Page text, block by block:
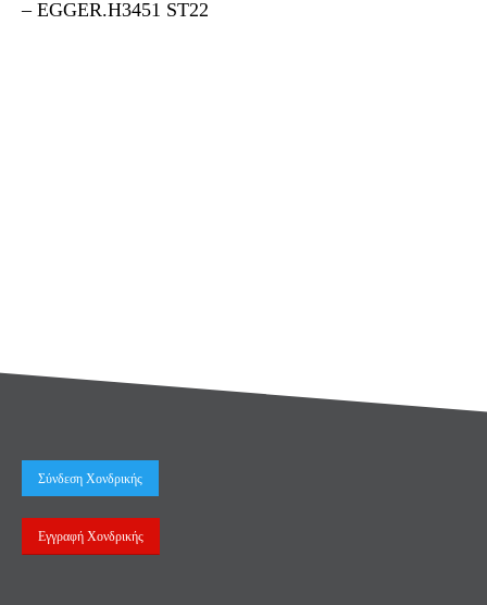
– EGGER.H3451 ST22
Σύνδεση Χονδρικής
Εγγραφή Χονδρικής